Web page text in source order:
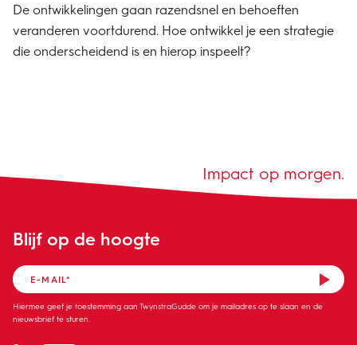
De ontwikkelingen gaan razendsnel en behoeften
veranderen voortdurend. Hoe ontwikkel je een strategie
die onderscheidend is en hierop inspeelt?
Blijf op de hoogte
Hiermee geef je toestemming aan TwynstraGudde om je mailadres op te slaan en de
nieuwsbrief te sturen.
Impact op morgen.